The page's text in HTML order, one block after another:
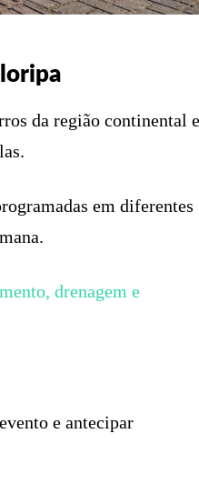
da região continental e
em diferentes
drenagem e
e antecipar